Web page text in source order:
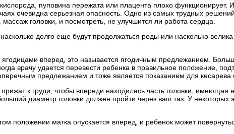
пуповина пережата или плацента плохо функционирует.
очевидна серьезная опасность. Одно из самых трудных
головки, и посмотреть, не улучшится ли работа сердца.
долго еще будут продолжаться роды или насколько велика
вперед, это называется ягодичным предлежанием.
врачу удается перевести ребенка в правильное положение,
предлежанием и тоже является показанием для кесарева
к груди, чтобы впереди находилась часть головки,
диаметр головки должен пройти через ваш таз. У
положении матка опускается вперед, и ребенок может